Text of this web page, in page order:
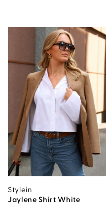
Stylein
Jaylene Shirt White